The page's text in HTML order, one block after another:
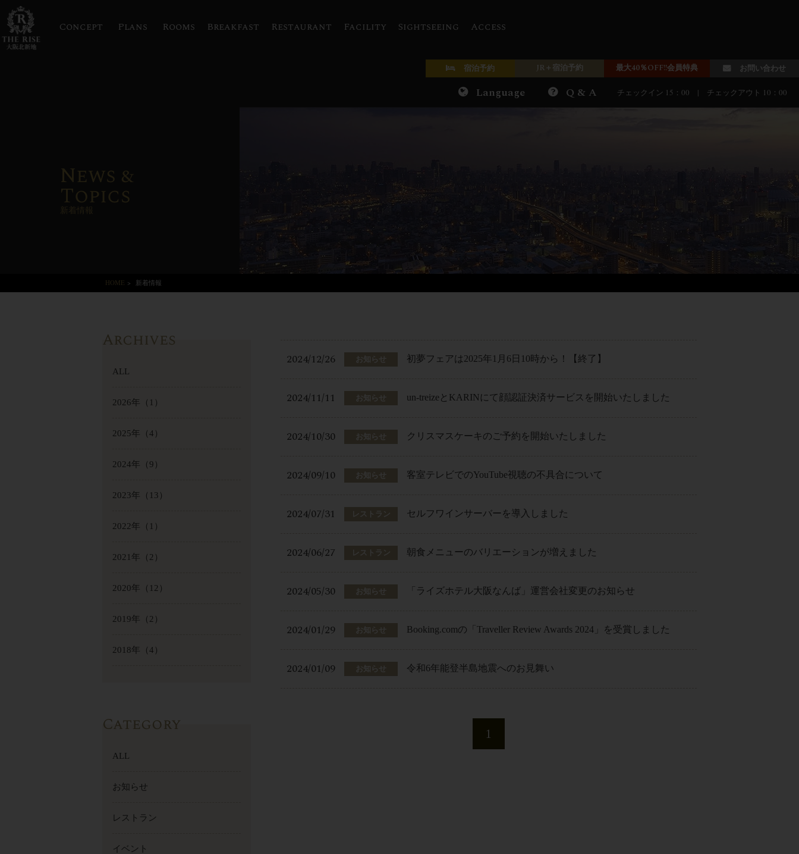
Concept Plans Rooms Breakfast Restaurant Facility Sightseeing Access
宿泊予約 JR＋宿泊予約 最大40％OFF!!会員特典 お問い合わせ
Language Q & A チェックイン 15：00 | チェックアウト 10：00
News &
Topics
新着情報
HOME > 新着情報
2024/12/26 お知らせ 初夢フェアは2025年1月6日10時から！【終了】
2024/11/11 お知らせ un-treizeとKARINにて顔認証決済サービスを開始いたしました
2024/10/30 お知らせ クリスマスケーキのご予約を開始いたしました
2024/09/10 お知らせ 客室テレビでのYouTube視聴の不具合について
2024/07/31 レストラン セルフワインサーバーを導入しました
2024/06/27 レストラン 朝食メニューのバリエーションが増えました
2024/05/30 お知らせ 「ライズホテル大阪なんば」運営会社変更のお知らせ
2024/01/29 お知らせ Booking.comの「Traveller Review Awards 2024」を受賞しました
2024/01/09 お知らせ 令和6年能登半島地震へのお見舞い
1
Archives
ALL
2026年 （1）
2025年 （4）
2024年 （9）
2023年 （13）
2022年 （1）
2021年 （2）
2020年 （12）
2019年 （2）
2018年 （4）
Category
ALL
お知らせ
レストラン
イベント